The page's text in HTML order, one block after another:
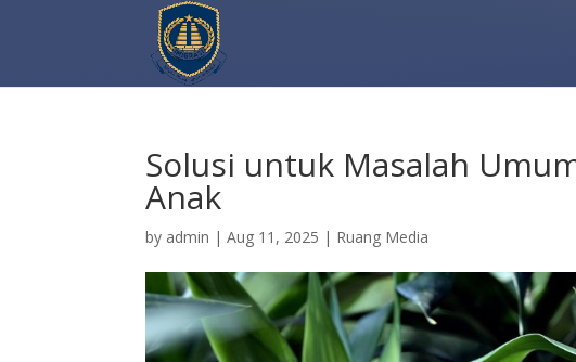
Solusi untuk Masalah
Anak
by admin |Aug 11, 2025 | Ruang Media